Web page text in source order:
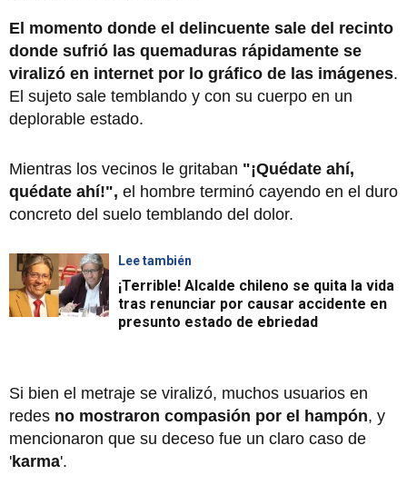
El momento donde el delincuente sale del recinto
donde sufrió las quemaduras rápidamente se
viralizó en internet por lo gráfico de las imágenes.
El sujeto sale temblando y con su cuerpo en un
deplorable estado.
Mientras los vecinos le gritaban "¡Quédate ahí,
quédate ahí!", el hombre terminó cayendo en el duro
concreto del suelo temblando del dolor.
Lee también
¡Terrible! Alcalde chileno se quita la vida
tras renunciar por causar accidente en
presunto estado de ebriedad
Si bien el metraje se viralizó, muchos usuarios en
redes no mostraron compasión por el hampón, y
mencionaron que su deceso fue un claro caso de
'karma'.